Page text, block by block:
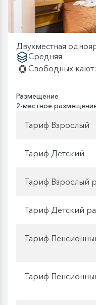
Двухместная
Средняя
Свободных
Размещение
2-местное
Тариф Взрослый
Тариф Детский
Тариф Взрослый
Тариф Детский
Тариф
Тариф